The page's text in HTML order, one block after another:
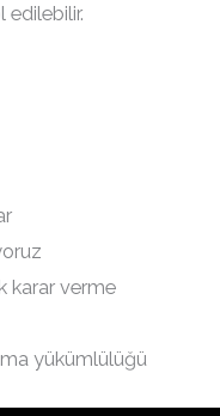
edilebilir.
karar verme
yükümlülüğü